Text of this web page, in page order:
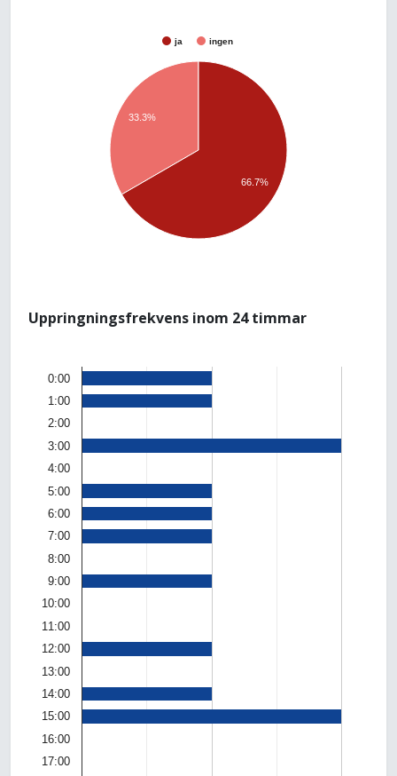
ja ingen
33.3%
66.7%
Uppringningsfrekvens inom 24 timmar
0:00
1:00
2:00
3:00
4:00
5:00
6:00
7:00
8:00
9:00
10:00
11:00
12:00
13:00
14:00
15:00
16:00
17:00